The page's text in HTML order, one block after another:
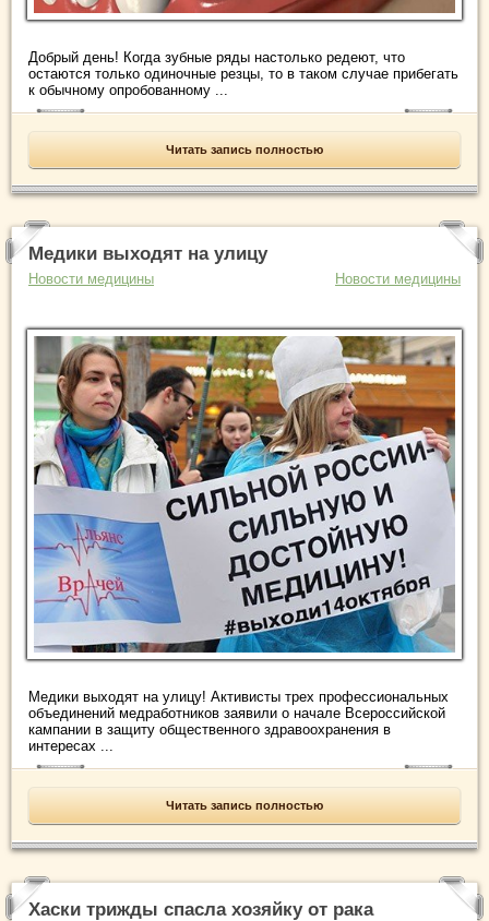
Добрый день! Когда зубные ряды настолько редеют, что
остаются только одиночные резцы, то в таком случае прибегать
к обычному опробованному ...
Читать запись полностью
Медики выходят на улицу
Новости медицины Новости медицины
Медики выходят на улицу! Активисты трех профессиональных
объединений медработников заявили о начале Всероссийской
кампании в защиту общественного здравоохранения в
интересах ...
Читать запись полностью
Хаски трижды спасла хозяйку от рака